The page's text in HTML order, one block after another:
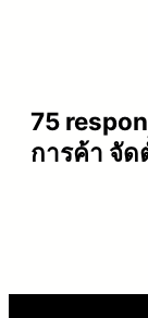
75
การค้า จัด